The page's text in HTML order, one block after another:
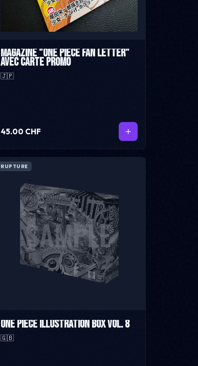
Magazine "One Piece Fan Letter"
avec carte promo
🇯🇵
45.00 CHF
RUPTURE
One Piece Illustration box vol. 8
🇬🇧